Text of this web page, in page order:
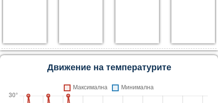
Движение на температурите